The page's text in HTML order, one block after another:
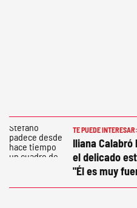
TE PUEDE INTERESAR:
Iliana
el delicado
"Él es muy